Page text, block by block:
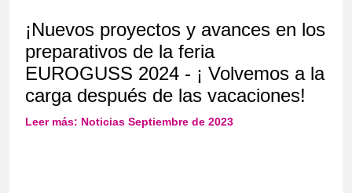
¡Nuevos proyectos y avances en los
preparativos de la feria
EUROGUSS 2024 - ¡ Volvemos a la
carga después de las vacaciones!
Leer más: Noticias Septiembre de 2023